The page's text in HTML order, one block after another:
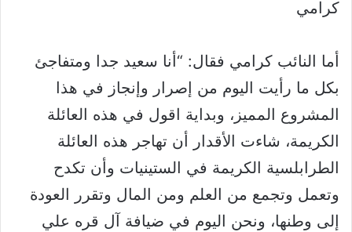
كرامي
أما النائب كرامي فقال: “أنا سعيد جدا ومتفاجئ
بكل ما رأيت اليوم من إصرار وإنجاز في هذا
المشروع المميز، وبداية اقول في هذه العائلة
الكريمة، شاءت الأقدار أن تهاجر هذه العائلة
الطرابلسية الكريمة في الستينيات وأن تكدح
وتعمل وتجمع من العلم ومن المال وتقرر العودة
إلى وطنها، ونحن اليوم في ضيافة آل قره علي